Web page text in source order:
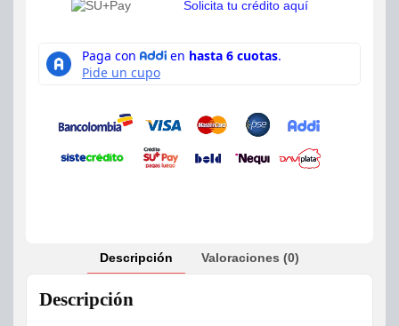
Solicita tu crédito aquí
Descripción Valoraciones (0)
Descripción